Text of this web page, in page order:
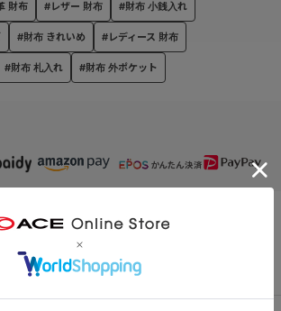
の商品について問い合わせる
財布 #レザー 財布 #財布 小銭入れ
#財布 きれいめ #レディース 財布
#財布 札入れ #財布 外ポケット